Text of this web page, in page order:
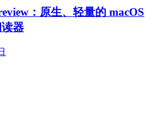
：原生、轻量的 macOS
器